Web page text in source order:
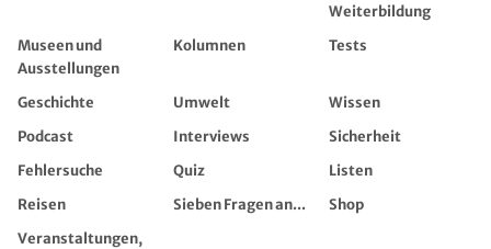
Weiterbildung
Museen und
Ausstellungen
Kolumnen Tests
Geschichte Umwelt
Wissen
Podcast
Interviews
Sicherheit
Fehlersuche
Quiz
Listen
Reisen
Sieben Fragen an...
Shop
Veranstaltungen,